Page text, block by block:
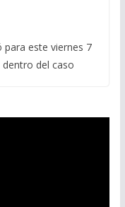
para este viernes 7
del caso